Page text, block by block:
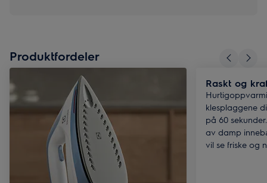
Produktfordeler
Raskt og
klesplaggene
på 60
av damp
vil se friske og